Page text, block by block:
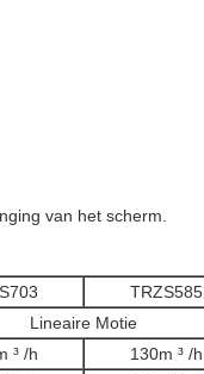
van het scherm.
TRZS585
Lineaire Motie
³ /h
130m ³ /h